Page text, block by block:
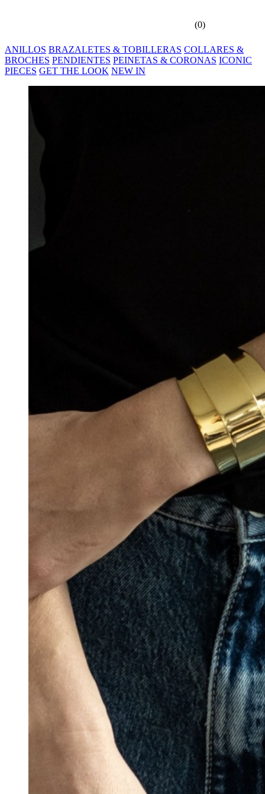
(0)
ANILLOS BRAZALETES & TOBILLERAS COLLARES &
BROCHES PENDIENTES PEINETAS & CORONAS ICONIC
PIECES GET THE LOOK NEW IN